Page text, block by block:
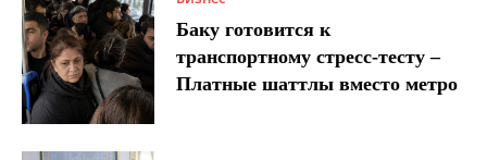
Баку готовится к
транспортному стресс-тесту –
Платные шаттлы вместо метро